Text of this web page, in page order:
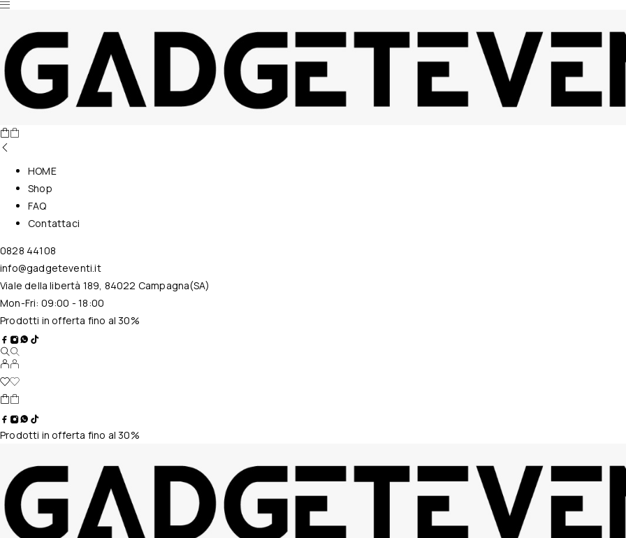
Nessun prodotto nel carrello.
HOME
Shop
FAQ
Contattaci
0828 44108
info@gadgeteventi.it
Viale della libertà 189, 84022 Campagna(SA)
Mon-Fri: 09:00 - 18:00
Prodotti in offerta fino al 30%
Prodotti in offerta fino al 30%